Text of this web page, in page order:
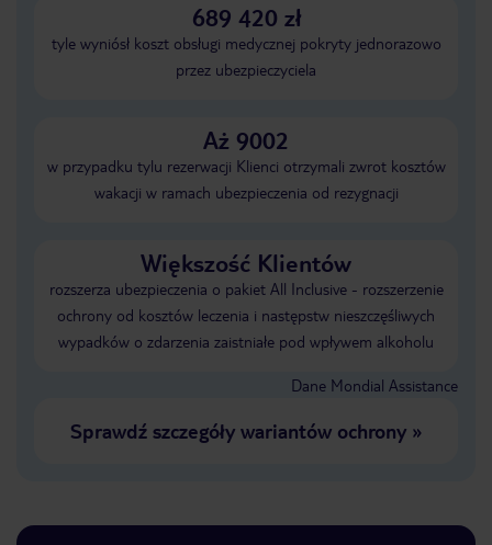
689 420 zł
tyle wyniósł koszt obsługi medycznej pokryty jednorazowo
przez ubezpieczyciela
Aż 9002
w przypadku tylu rezerwacji Klienci otrzymali zwrot kosztów
wakacji w ramach ubezpieczenia od rezygnacji
Większość Klientów
rozszerza ubezpieczenia o pakiet All Inclusive - rozszerzenie
ochrony od kosztów leczenia i następstw nieszczęśliwych
wypadków o zdarzenia zaistniałe pod wpływem alkoholu
Dane Mondial Assistance
Sprawdź szczegóły wariantów ochrony»